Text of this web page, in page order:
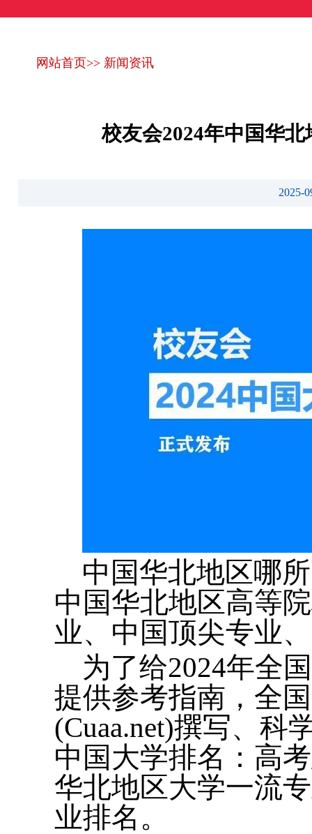
网站首页>> 新闻资讯
校友会2024年中国华
2025-
中国华北地区哪
中国华北地区高等
业、中国顶尖专业
为了给2024年全
提供参考指南，全
(Cuaa.net)撰写、科
中国大学排名：高
华北地区大学一流
业排名。